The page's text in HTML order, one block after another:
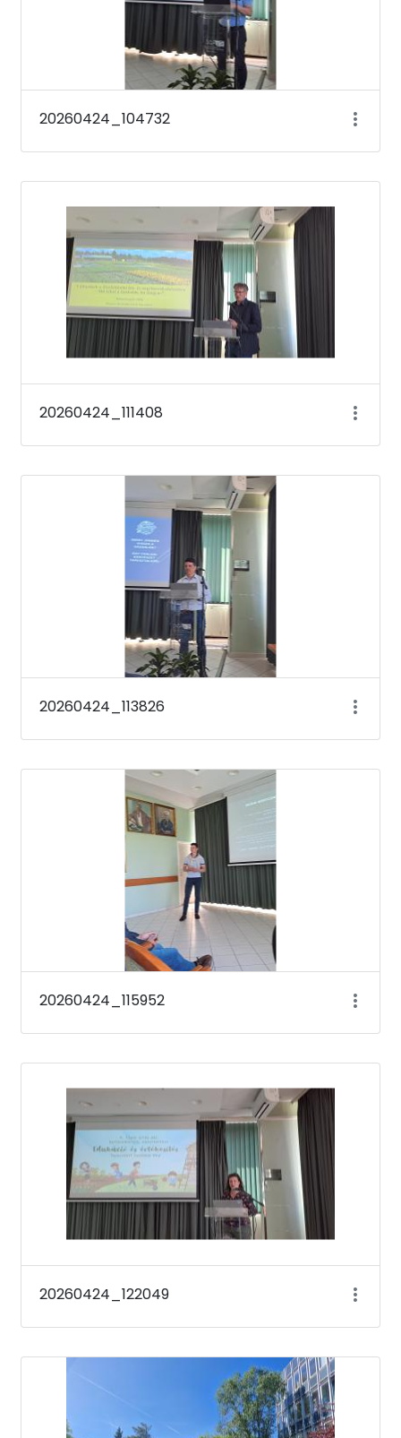
20260424_104732
20260424_111408
20260424_113826
20260424_115952
20260424_122049